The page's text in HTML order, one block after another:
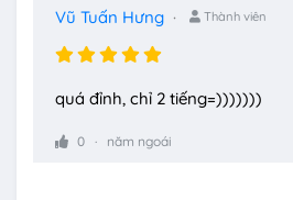
Vũ Tuấn Hưng Thành viên
quá đỉnh, chỉ 2 tiếng=)))))))
0 năm ngoái